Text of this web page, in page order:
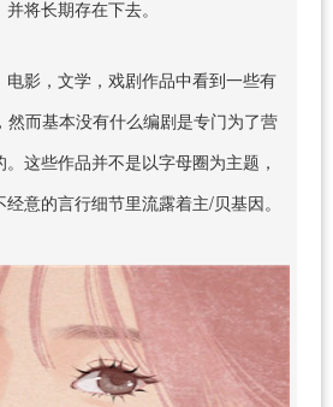
将长期存在下去。
影，文学，戏剧作品中看到一些有
然而基本没有什么编剧是专门为了营
这些作品并不是以字母圈为主题，
意的言行细节里流露着主/贝基因。